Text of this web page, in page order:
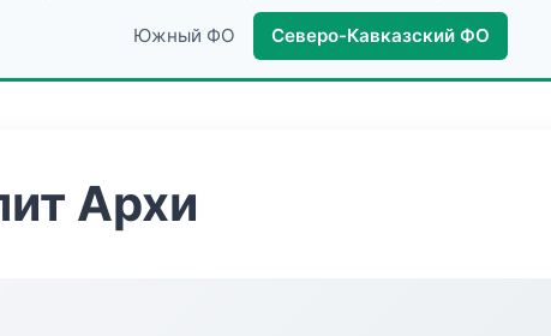
Южный ФО Северо-Кавказский ФО
Архи